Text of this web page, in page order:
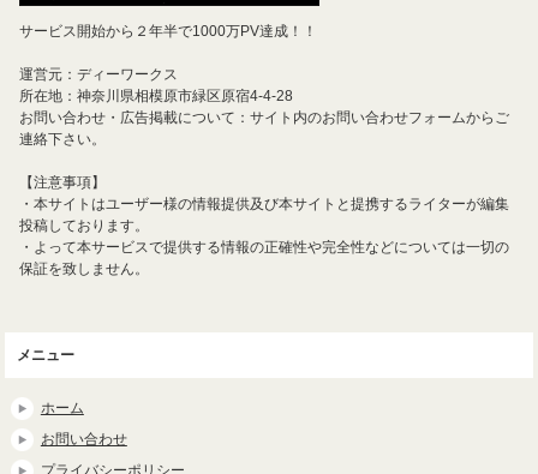
サービス開始から２年半で1000万PV達成！！
運営元：ディーワークス
所在地：神奈川県相模原市緑区原宿4-4-28
お問い合わせ・広告掲載について：サイト内のお問い合わせフォームからご
連絡下さい。
【注意事項】
・本サイトはユーザー様の情報提供及び本サイトと提携するライターが編集
投稿しております。
・よって本サービスで提供する情報の正確性や完全性などについては一切の
保証を致しません。
メニュー
ホーム
お問い合わせ
プライバシーポリシー